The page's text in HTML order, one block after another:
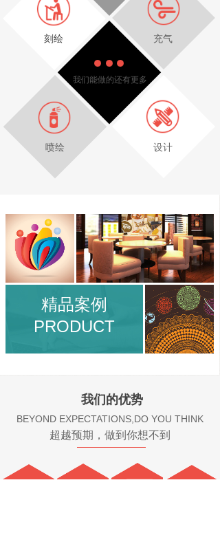
刻绘 充气
我们能做的还有更多
喷绘 设计
精品案例
PRODUCT
我们的优势
BEYOND EXPECTATIONS,DO YOU THINK
超越预期，做到你想不到